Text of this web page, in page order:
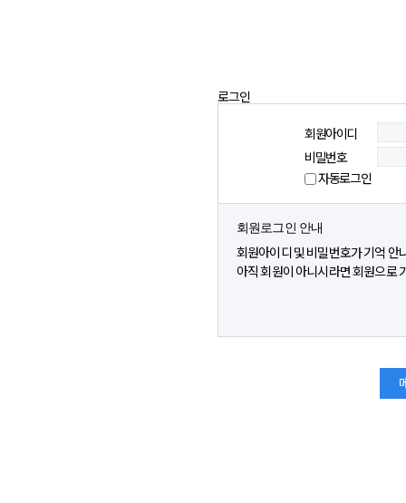
로그인
회원아이디
비밀번호
자동로그인
회원로그인 안내
회원아이디 및 비밀번호가 기억 안
아직 회원이 아니시라면 회원으로